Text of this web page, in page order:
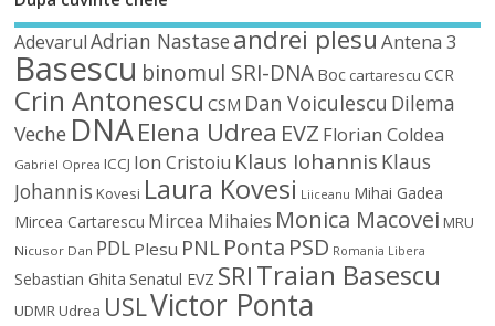
Adevarul Adrian Nastaseandrei plesuAntena 3
Basescu binomul SRI-DNA Boc cartarescu CCR
Crin Antonescu CSM Dan Voiculescu Dilema
Veche DNAElena Udrea EVZ Florian Coldea
Gabriel Oprea ICCJ Ion Cristoiu Klaus Iohannis Klaus
Johannis Kovesi Laura Kovesi Liiceanu Mihai Gadea
Mircea Cartarescu Mircea Mihaies Monica Macovei MRU
Nicusor Dan PDL Plesu PNL Ponta PSD Romania Libera
Sebastian Ghita Senatul EVZ SRITraian Basescu
UDMRUdrea USLVictor Ponta